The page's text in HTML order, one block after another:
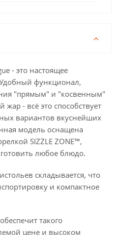
- это настоящее
функционал,
"прямым" и "косвенным"
- всё это способствует
вариантов вкуснейших
модель оснащена
SIZZLE ZONE™,
любое блюдо.
складывается, что
и компактное
такого
цене и высоком